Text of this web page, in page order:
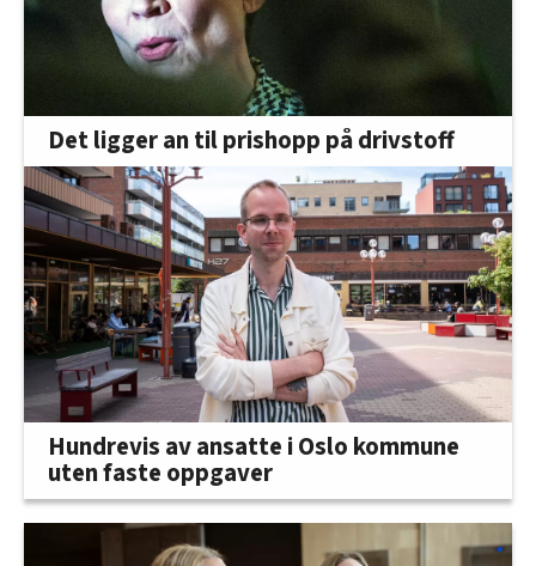
Det ligger an til prishopp på drivstoff
Hundrevis av ansatte i Oslo kommune
uten faste oppgaver